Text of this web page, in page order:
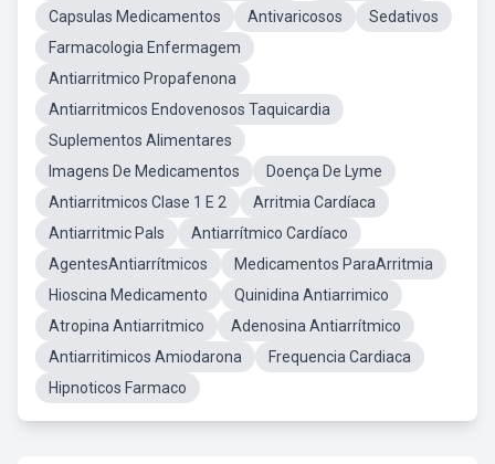
Capsulas Medicamentos
Antivaricosos
Sedativos
Farmacologia Enfermagem
Antiarritmico Propafenona
Antiarritmicos Endovenosos Taquicardia
Suplementos Alimentares
Imagens De Medicamentos
Doença De Lyme
Antiarritmicos Clase 1 E 2
Arritmia Cardíaca
Antiarritmic Pals
Antiarrítmico Cardíaco
AgentesAntiarrítmicos
Medicamentos ParaArritmia
Hioscina Medicamento
Quinidina Antiarrimico
Atropina Antiarritmico
Adenosina Antiarrítmico
Antiarritimicos Amiodarona
Frequencia Cardiaca
Hipnoticos Farmaco